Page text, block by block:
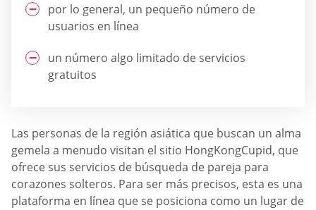
por lo general, un pequeño número de
usuarios en línea
un número algo limitado de servicios
gratuitos
Las personas de la región asiática que buscan un alma
gemela a menudo visitan el sitio HongKongCupid, que
ofrece sus servicios de búsqueda de pareja para
corazones solteros. Para ser más precisos, esta es una
plataforma en línea que se posiciona como un lugar de